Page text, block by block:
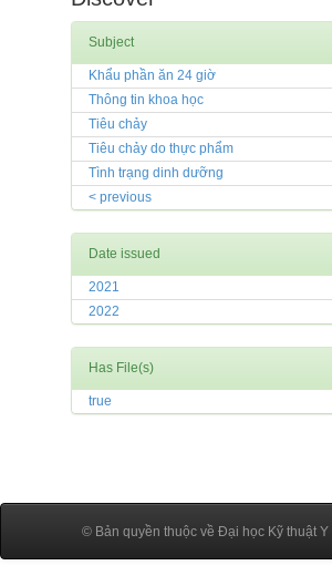
Subject
Khẩu phần ăn 24 giờ
Thông tin khoa học
Tiêu chảy
Tiêu chảy do thực phẩm
Tình trạng dinh dưỡng
< previous
Date issued
2021
2022
Has File(s)
true
© Bản quyền thuộc về Đại học Kỹ thuật